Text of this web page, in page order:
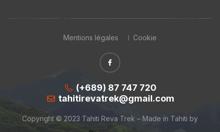
Mentions légales Cookie
(+689) 87 747 720
tahitirevatrek@gmail.com
Copyright © 2023 Tahiti Reva Trek – Made in Tahiti by